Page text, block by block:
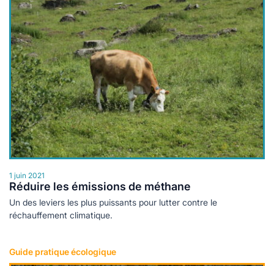
1 juin 2021
Réduire les émissions de méthane
Un des leviers les plus puissants pour lutter contre le
réchauffement climatique.
Guide pratique écologique
Lire plus